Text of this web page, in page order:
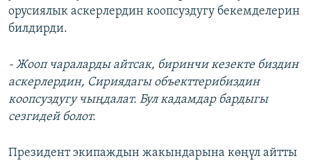
орусиялык аскерлердин коопсуздугу бекемделерин
билдирди.
- Жооп чараларды айтсак, биринчи кезекте биздин
аскерлердин, Сириядагы объекттерибиздин
коопсуздугу чыңдалат. Бул кадамдар бардыгы
сезгидей болот.
Президент экипаждын жакындарына көңүл айтты